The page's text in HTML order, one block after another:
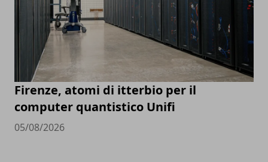
Firenze, atomi di itterbio per il
computer quantistico Unifi
05/08/2026